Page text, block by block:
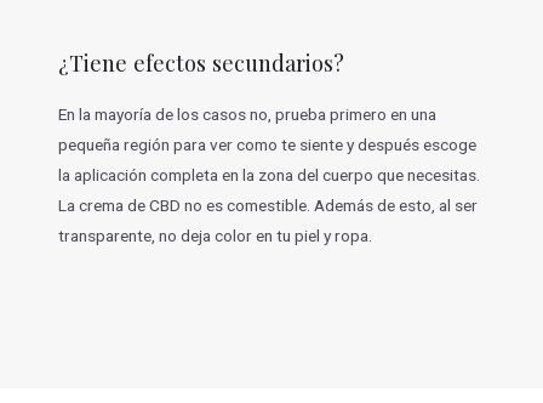
¿Tiene efectos secundarios?
En la mayoría de los casos no, prueba primero en una
pequeña región para ver como te siente y después escoge
la aplicación completa en la zona del cuerpo que necesitas.
La crema de CBD no es comestible. Además de esto, al ser
transparente, no deja color en tu piel y ropa.